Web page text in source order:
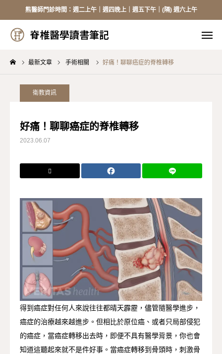
熊醫師門診時間：週二上午｜週四晚上｜週五下午｜(隔) 週六上午
脊椎醫學讀書筆記
最新文章 手術相關 好痛！聊聊癌症的脊椎轉移
衛教資訊
好痛！聊聊癌症的脊椎轉移
2023.06.07
得到癌症對任何人來說往往都晴天霹靂，儘管隨醫學進步，
癌症的治療越來越進步。但相比於原位癌、或者只局部侵犯
的癌症，當癌症轉移出去時，即便不具有醫學背景，你也會
知道這聽起來就不是件好事。當癌症轉移到骨頭時，刺激骨
脊椎醫學讀書筆記
線上掛號 來電掛號
加入Line
頸椎手術
胸腰手術
骨質疏鬆
術後照護
YouTube手術影片